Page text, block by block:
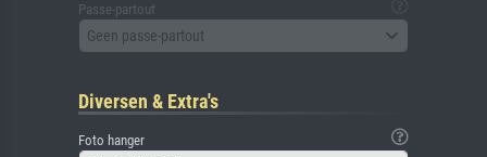
Passe-partout
Geen passe-partout
Diversen & Extra's
Foto hanger